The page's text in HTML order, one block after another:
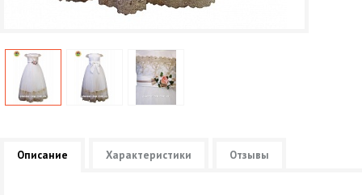
Описание Характеристики Отзывы